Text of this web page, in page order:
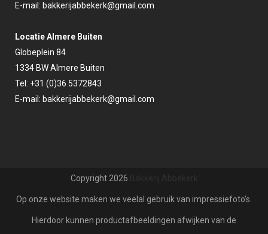
E-mail: bakkerijabbekerk@gmail.com
Locatie Almere Buiten
Globeplein 84
1334 BW Almere Buiten
Tel: +31 (0)36 5372843
E-mail: bakkerijabbekerk@gmail.com
Copyright 2026
Op onze website maken we veelal gebruik van impressiefoto’s.
Hierdoor kunnen productafbeeldingen afwijken van de